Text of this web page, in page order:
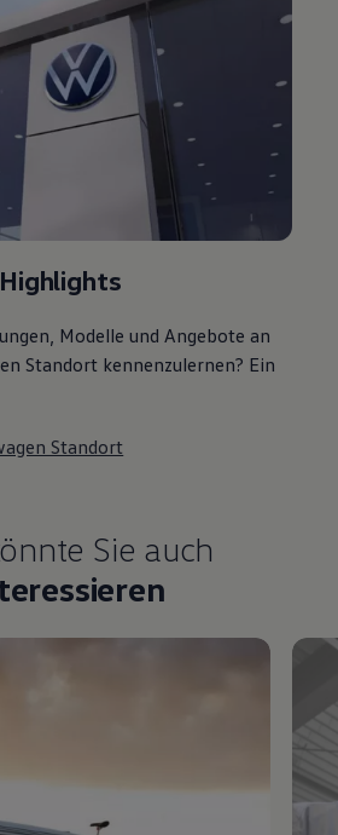
Modelle und Angebote an
Standort kennenzulernen? Ein
Standort
Sie auch